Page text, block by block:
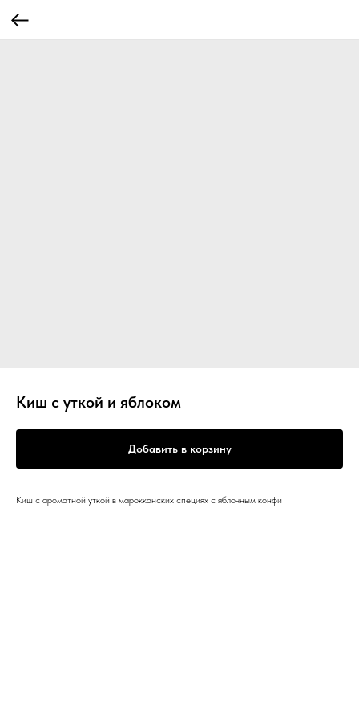
Киш с уткой и яблоком
Добавить в корзину
Киш с ароматной уткой в марокканских специях с яблочным конфи